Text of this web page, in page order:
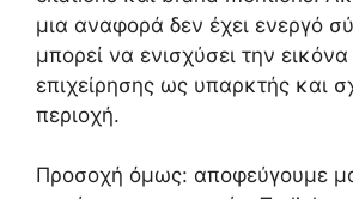
μια αναφορά δεν έχει ενεργό
μπορεί να ενισχύσει την εικόνα
επιχείρησης ως υπαρκτής και
περιοχή.
Προσοχή όμως: αποφεύγουμε